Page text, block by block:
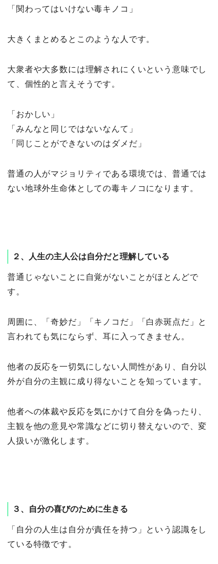
「関わってはいけない毒キノコ」
大きくまとめるとこのような人です。
大衆者や大多数には理解されにくいという意味でし
て、個性的と言えそうです。
「おかしい」
「みんなと同じではないなんて」
「同じことができないのはダメだ」
普通の人がマジョリティである環境では、普通では
ない地球外生命体としての毒キノコになります。
２、人生の主人公は自分だと理解している
普通じゃないことに自覚がないことがほとんどで
す。
周囲に、「奇妙だ」「キノコだ」「白赤斑点だ」と
言われても気にならず、耳に入ってきません。
他者の反応を一切気にしない人間性があり、自分以
外が自分の主観に成り得ないことを知っています。
他者への体裁や反応を気にかけて自分を偽ったり、
主観を他の意見や常識などに切り替えないので、変
人扱いが激化します。
３、自分の喜びのために生きる
「自分の人生は自分が責任を持つ」という認識をし
ている特徴です。